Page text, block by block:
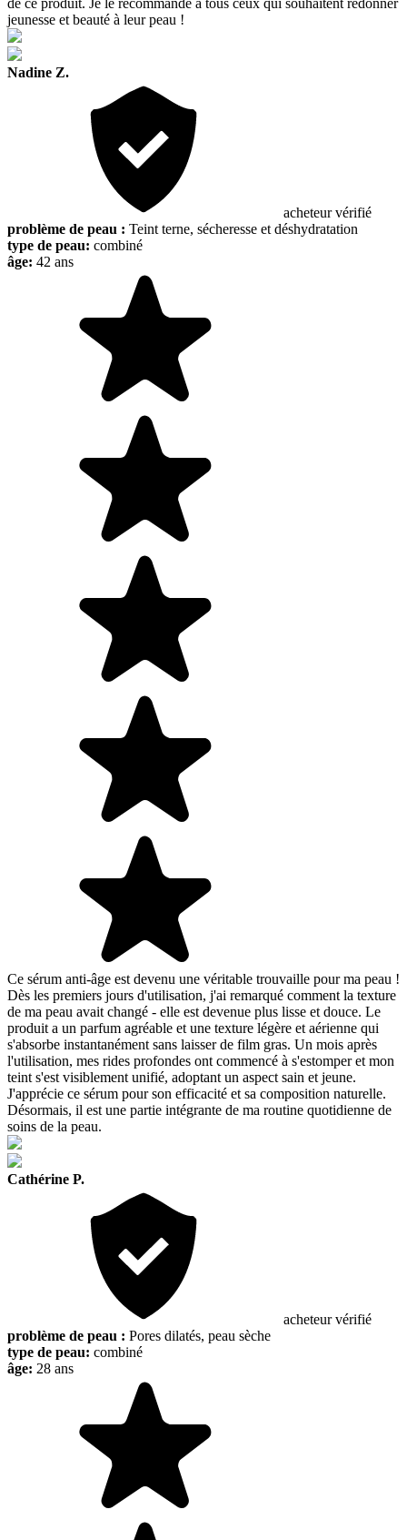
de ce produit. Je le recommande à tous ceux qui souhaitent redonner
jeunesse et beauté à leur peau !
Nadine Z.
acheteur vérifié
problème de peau : Teint terne, sécheresse et déshydratation
type de peau: combiné
âge: 42 ans
Ce sérum anti-âge est devenu une véritable trouvaille pour ma peau !
Dès les premiers jours d'utilisation, j'ai remarqué comment la texture
de ma peau avait changé - elle est devenue plus lisse et douce. Le
produit a un parfum agréable et une texture légère et aérienne qui
s'absorbe instantanément sans laisser de film gras. Un mois après
l'utilisation, mes rides profondes ont commencé à s'estomper et mon
teint s'est visiblement unifié, adoptant un aspect sain et jeune.
J'apprécie ce sérum pour son efficacité et sa composition naturelle.
Désormais, il est une partie intégrante de ma routine quotidienne de
soins de la peau.
Cathérine P.
acheteur vérifié
problème de peau : Pores dilatés, peau sèche
type de peau: combiné
âge: 28 ans